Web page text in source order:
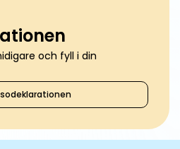
och fyll i din